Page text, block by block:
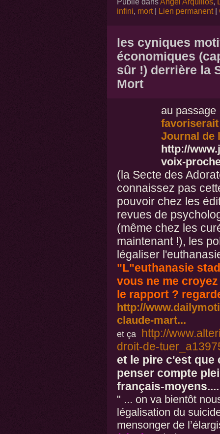
infini mort| Lien permanent|
les cyniques
économiques
sûr !) derrière la
Mort
au passage
favoriserait
Journal de
http://
voix-
(la Secte des
connaissez pas
pouvoir chez les
revues de
(même chez les
maintenant !), les
légaliser
"L"euthanasie
vous ne me
le rapport ?
http://
claude-mart...
et ça
http://
droit-de-
et le pire c'est que
penser compte
français-moyens....
" ... on va bientôt
légalisation du
mensonger de